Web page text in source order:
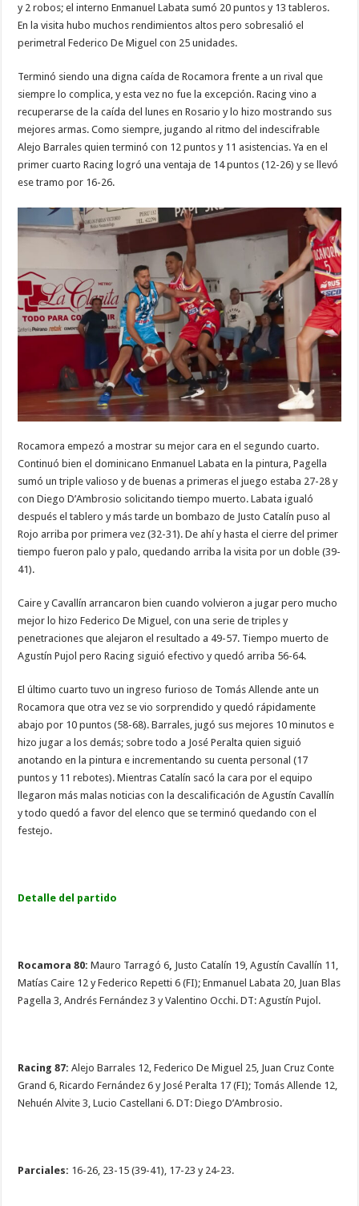
y 2 robos; el interno Enmanuel Labata sumó 20 puntos y 13 tableros.
En la visita hubo muchos rendimientos altos pero sobresalió el
perimetral Federico De Miguel con 25 unidades.
Terminó siendo una digna caída de Rocamora frente a un rival que
siempre lo complica, y esta vez no fue la excepción. Racing vino a
recuperarse de la caída del lunes en Rosario y lo hizo mostrando sus
mejores armas. Como siempre, jugando al ritmo del indescifrable
Alejo Barrales quien terminó con 12 puntos y 11 asistencias. Ya en el
primer cuarto Racing logró una ventaja de 14 puntos (12-26) y se llevó
ese tramo por 16-26.
Rocamora empezó a mostrar su mejor cara en el segundo cuarto.
Continuó bien el dominicano Enmanuel Labata en la pintura, Pagella
sumó un triple valioso y de buenas a primeras el juego estaba 27-28 y
con Diego D’Ambrosio solicitando tiempo muerto. Labata igualó
después el tablero y más tarde un bombazo de Justo Catalín puso al
Rojo arriba por primera vez (32-31). De ahí y hasta el cierre del primer
tiempo fueron palo y palo, quedando arriba la visita por un doble (39-
41).
Caire y Cavallín arrancaron bien cuando volvieron a jugar pero mucho
mejor lo hizo Federico De Miguel, con una serie de triples y
penetraciones que alejaron el resultado a 49-57. Tiempo muerto de
Agustín Pujol pero Racing siguió efectivo y quedó arriba 56-64.
El último cuarto tuvo un ingreso furioso de Tomás Allende ante un
Rocamora que otra vez se vio sorprendido y quedó rápidamente
abajo por 10 puntos (58-68). Barrales, jugó sus mejores 10 minutos e
hizo jugar a los demás; sobre todo a José Peralta quien siguió
anotando en la pintura e incrementando su cuenta personal (17
puntos y 11 rebotes). Mientras Catalín sacó la cara por el equipo
llegaron más malas noticias con la descalificación de Agustín Cavallín
y todo quedó a favor del elenco que se terminó quedando con el
festejo.
Detalle del partido
Rocamora 80:Mauro Tarragó 6, Justo Catalín 19, Agustín Cavallín 11,
Matías Caire 12 y Federico Repetti 6 (FI); Enmanuel Labata 20, Juan Blas
Pagella 3, Andrés Fernández 3 y Valentino Occhi. DT: Agustín Pujol.
Racing 87: Alejo Barrales 12, Federico De Miguel 25, Juan Cruz Conte
Grand 6, Ricardo Fernández 6 y José Peralta 17 (FI); Tomás Allende 12,
Nehuén Alvite 3, Lucio Castellani 6. DT: Diego D’Ambrosio.
Parciales: 16-26, 23-15 (39-41), 17-23 y 24-23.